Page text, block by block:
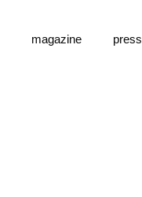
magazine press